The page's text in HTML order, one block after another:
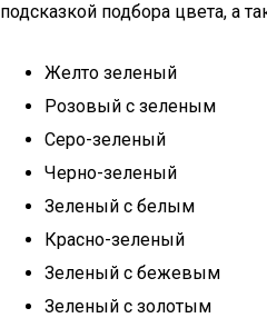
подсказкой подбора цвета, а
Желто зеленый
Розовый с зеленым
Серо-зеленый
Черно-зеленый
Зеленый с белым
Красно-зеленый
Зеленый с бежевым
Зеленый с золотым